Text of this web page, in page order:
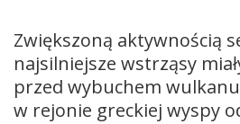
Zwiększoną aktywnością
najsilniejsze wstrząsy
przed wybuchem
w rejonie greckiej wyspy